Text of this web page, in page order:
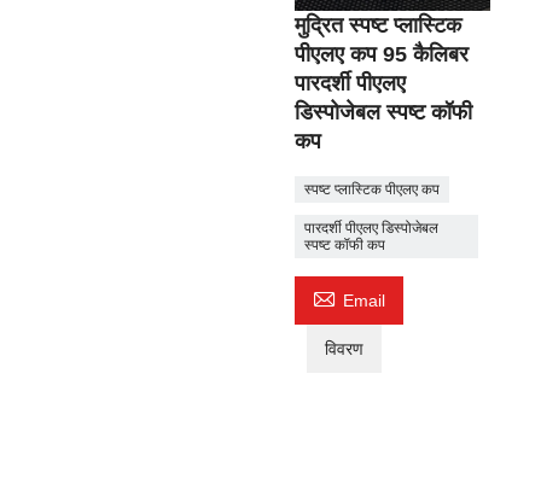
मुद्रित स्पष्ट प्लास्टिक
पीएलए कप 95 कैलिबर
पारदर्शी पीएलए
डिस्पोजेबल स्पष्ट कॉफी
कप
स्पष्ट प्लास्टिक पीएलए कप
पारदर्शी पीएलए डिस्पोजेबल
स्पष्ट कॉफी कप
 Email
विवरण